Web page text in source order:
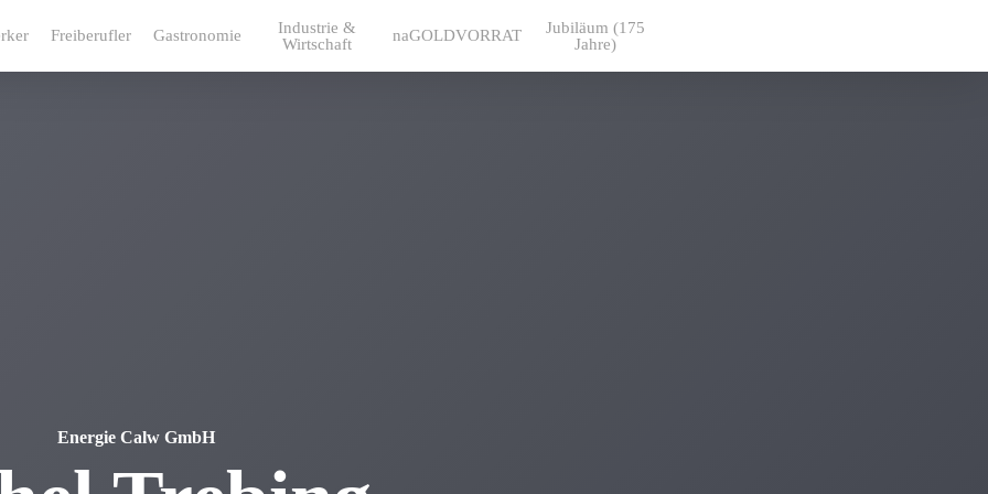
Freiberufler Gastronomie
Industrie &
Wirtschaft
naGOLDVORRAT
Jubiläum (175
Jahre)
Energie Calw GmbH